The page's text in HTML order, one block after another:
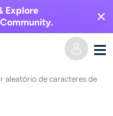
Explore
aleatório de caracteres de